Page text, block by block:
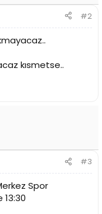
#2
kısmetse..
#3
Spor